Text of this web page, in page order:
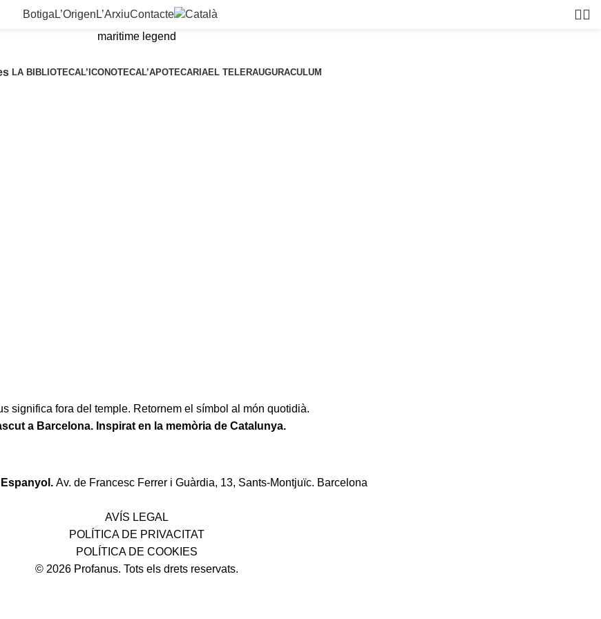
Botiga L’Origen L’ArxiuContacte
maritime legend
LA BIBLIOTECAL’ICONOTECAL’APOTECARIAEL TELERAUGURACULUM
significa fora del temple. Retornem el símbol al món quotidià.
a Barcelona. Inspirat en la memòria de Catalunya.
Av. de Francesc Ferrer i Guàrdia, 13, Sants-Montjuïc. Barcelona
AVÍS LEGAL
POLÍTICA DE PRIVACITAT
POLÍTICA DE COOKIES
© 2026 Profanus. Tots els drets reservats.